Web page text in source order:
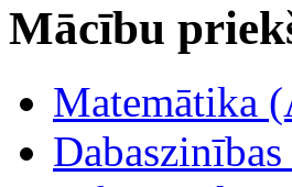
Mācību
Matemātika